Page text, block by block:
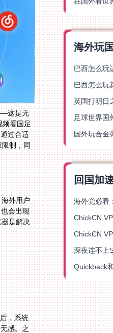
这是无
看国足
区域限制。好在，通过合适
制，同
外用户
会出现
是解决
，系统
感。之
直播页
海外玩
回国加